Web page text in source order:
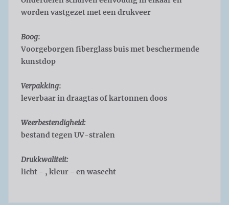
worden vastgezet met een drukveer
Boog:
Voorgeborgen fiberglass buis met beschermende
kunstdop
Verpakking:
leverbaar in draagtas of kartonnen doos
Weerbestendigheid:
bestand tegen UV-stralen
Drukkwaliteit:
licht - , kleur - en wasecht